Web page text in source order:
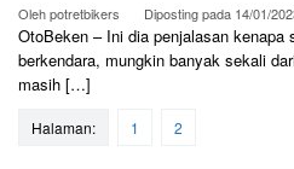
Olehpotretbikers Diposting pada 14/01/
OtoBeken – Ini dia penjalasan
berkendara, mungkin banyak sekali
masih […]
Halaman: 1 2